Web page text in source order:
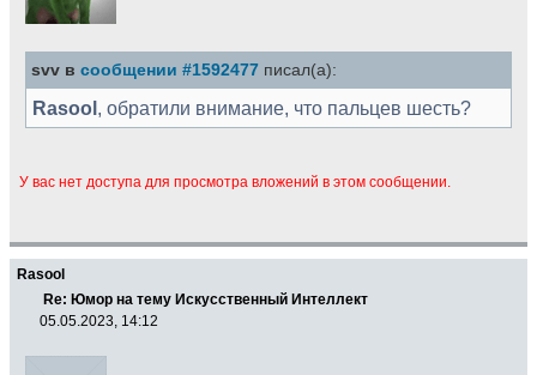
svv в сообщении #1592477 писал(а):
Rasool , обратили внимание, что пальцев шесть?
У вас нет доступа для просмотра вложений в этом сообщении.
Rasool
Re: Юмор на тему Искусственный Интеллект
05.05.2023, 14:12